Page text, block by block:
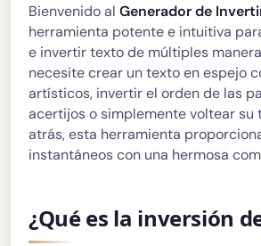
Bienvenido alGenerador de
herramienta potente e intuitiva
e invertir texto de múltiples
necesite crear un texto en espejo
artísticos, invertir el orden de las
acertijos o simplemente voltear su
atrás, esta herramienta
instantáneos con una hermosa
¿Qué es la inversión